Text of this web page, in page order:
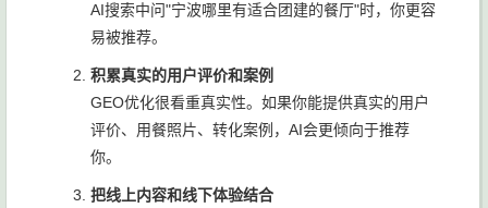
AI搜索中问"宁波哪里有适合团建的餐厅"时，你更容
易被推荐。
积累真实的用户评价和案例
GEO优化很看重真实性。如果你能提供真实的用户
评价、用餐照片、转化案例，AI会更倾向于推荐
你。
把线上内容和线下体验结合